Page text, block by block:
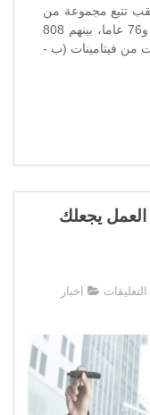
تتبع مجموعة من
118 مشاركا تتراوح أعمارهم ما بين 50 و76 عاما، بينهم 808
من فيتامينات (ب -
يجعلك
التعليقات على
تحذر
الرجال:
ضغط
العمل
يجعلك
اخبار